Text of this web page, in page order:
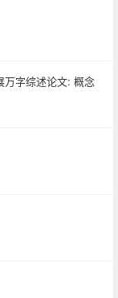
万字综述论文: 概念